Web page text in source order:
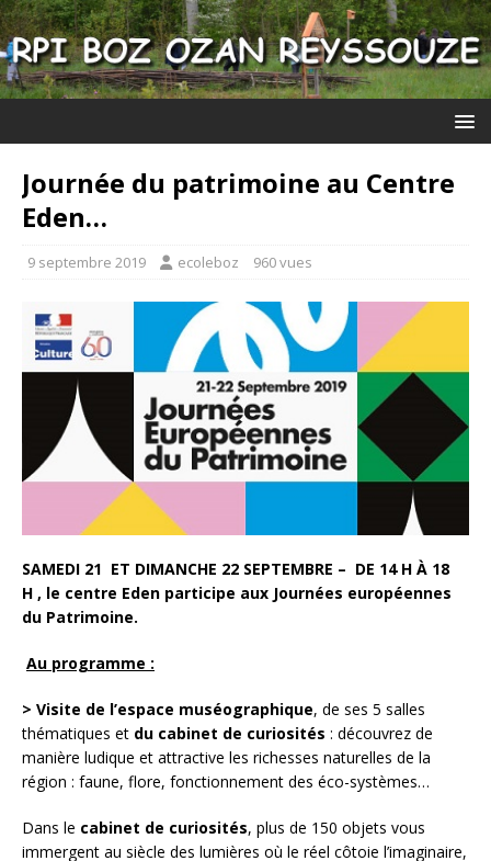
Journée du patrimoine au Centre
Eden…
9 septembre 2019 ecoleboz 960 vues
SAMEDI 21 ET DIMANCHE 22 SEPTEMBRE – DE 14 H À 18
H , le centre Eden participe aux Journées européennes
du Patrimoine.
Au programme :
> Visite de l’espace muséographique, de ses 5 salles
thématiques et du cabinet de curiosités : découvrez de
manière ludique et attractive les richesses naturelles de la
région : faune, flore, fonctionnement des éco-systèmes…
Dans le cabinet de curiosités, plus de 150 objets vous
immergent au siècle des lumières où le réel côtoie l’imaginaire,